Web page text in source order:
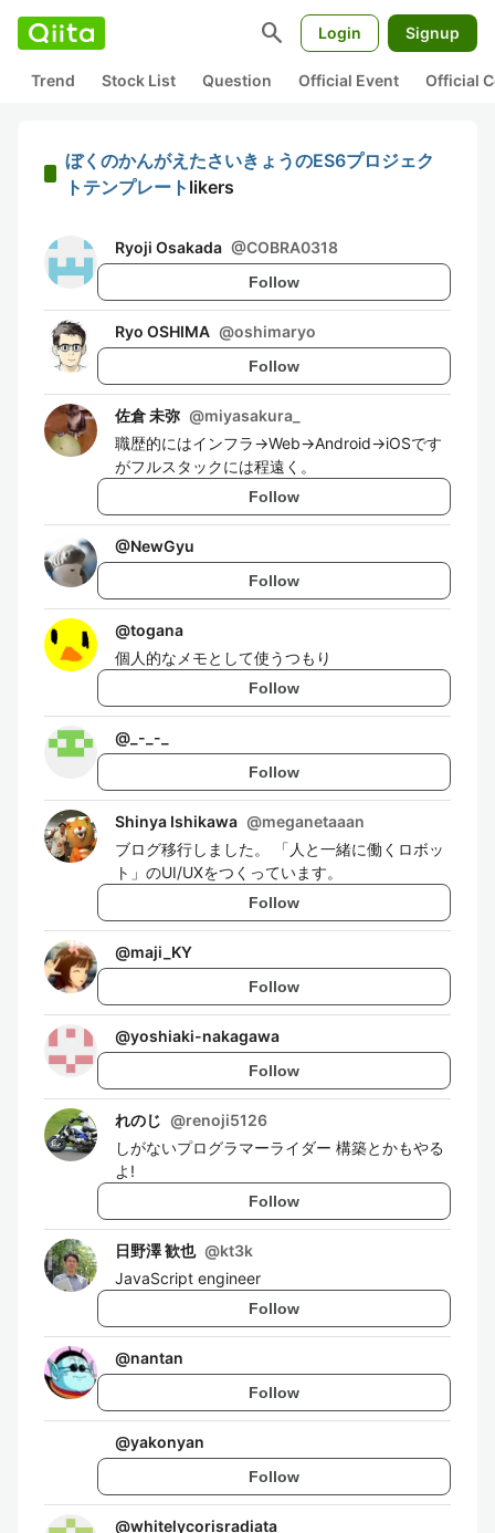
search Login Signup
Trend Stock List Question Official Event Official
ぼくのかんがえたさいきょうのES6プロジェク
トテンプレート likers
Ryoji Osakada @COBRA0318
Follow
Ryo OSHIMA @oshimaryo
Follow
佐倉 未弥 @miyasakura_
職歴的にはインフラ→Web→Android→iOSです
がフルスタックには程遠く。
Follow
@NewGyu
Follow
@togana
個人的なメモとして使うつもり
Follow
@ _-_-_
Follow
Shinya Ishikawa @meganetaaan
ブログ移行しました。 「人と一緒に働くロボッ
ト」のUI/UXをつくっています。
Follow
@maji_KY
Follow
@yoshiaki-nakagawa
Follow
れのじ @renoji5126
しがないプログラマーライダー 構築とかもやる
よ!
Follow
日野澤 歓也 @kt3k
JavaScript engineer
Follow
@nantan
Follow
@yakonyan
Follow
@whitelycorisradiata